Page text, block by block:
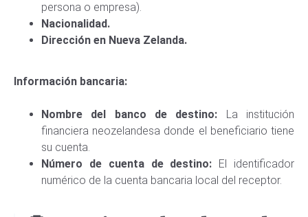
persona o empresa).
Nacionalidad.
Dirección en Nueva Zelanda.
Información bancaria:
Nombre del banco de destino: La institución
financiera neozelandesa donde el beneficiario tiene
su cuenta.
Número de cuenta de destino: El identificador
numérico de la cuenta bancaria local del receptor.